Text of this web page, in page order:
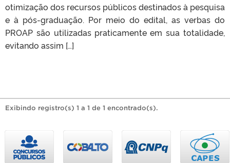
otimização dos recursos públicos destinados à pesquisa
e à pós-graduação. Por meio do edital, as verbas do
PROAP são utilizadas praticamente em sua totalidade,
evitando assim […]
Exibindo registro(s) 1 a 1 de 1 encontrado(s).